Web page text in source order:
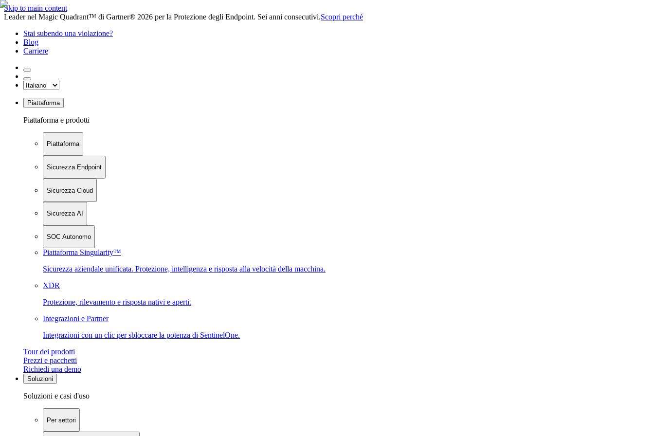
Skip to main content
Leader nel Magic Quadrant™ di Gartner® 2026 per la Protezione degli Endpoint. Sei anni consecutivi.Scopri perché
Stai subendo una violazione?
Blog
Carriere
Piattaforma
Piattaforma e prodotti
Piattaforma
Sicurezza Endpoint
Sicurezza Cloud
Sicurezza AI
SOC Autonomo
Piattaforma Singularity™
Sicurezza aziendale unificata. Protezione, intelligenza e risposta alla velocità della macchina.
XDR
Protezione, rilevamento e risposta nativi e aperti.
Integrazioni e Partner
Integrazioni con un clic per sbloccare la potenza di SentinelOne.
Tour dei prodotti
Prezzi e pacchetti
Richiedi una demo
Soluzioni
Soluzioni e casi d'uso
Per settori